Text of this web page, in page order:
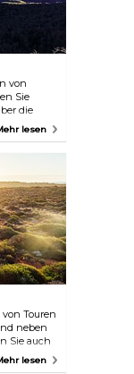
von
Sie
die
Ein
Familie
lesen
Touren
neben
Sie auch
mit
lesen